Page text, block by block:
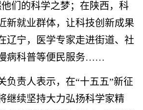
们的科学之梦；在陕西，科
新就业群体，让科技创新成果
辽宁，医学专家走进街道、社
病科普等便民服务……
负责人表示，在“十五五”新征
继续坚持大力弘扬科学家精